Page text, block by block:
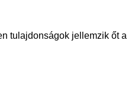
tulajdonságok jellemzik őt a